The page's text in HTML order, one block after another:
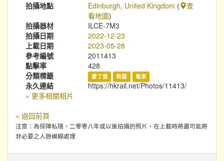
拍攝地點 Edinburgh, United Kingdom (
查
看地圖)
拍攝器材
ILCE-7M3
拍攝日期
2022-12-23
上載日期
2023-05-28
參考編號
2011413
點擊率
428
分類標籤
愛丁堡 英國 電車
永久連結
https://hkrail.net/Photos/11413/
» 更多相關相片
« 返回前頁
注意：為保障私隱，二零零八年或以後拍攝的照片，在上載時將盡可能將
非必要之人臉模糊處理